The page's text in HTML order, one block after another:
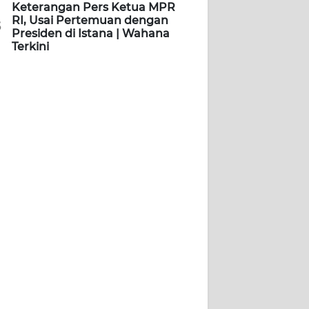
Keterangan Pers Ketua MPR
RI, Usai Pertemuan dengan
Presiden di Istana | Wahana
Terkini